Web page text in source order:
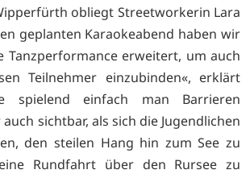
obliegt Streetworkerin Lara
geplanten Karaokeabend haben wir
Tanzperformance erweitert, um auch
Teilnehmer einzubinden«, erklärt
spielend einfach man Barrieren
sichtbar, als sich die Jugendlichen
den steilen Hang hin zum See zu
Rundfahrt über den Rursee zu